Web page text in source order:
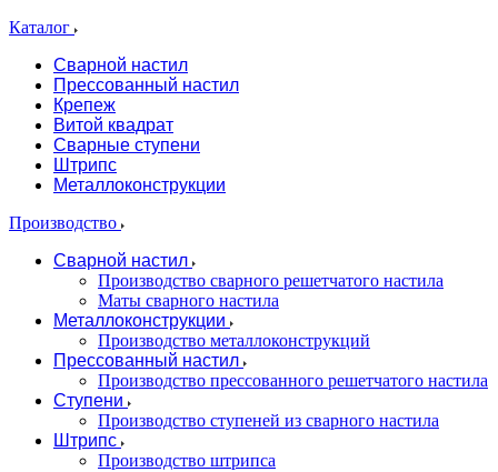
Каталог
Сварной настил
Прессованный настил
Крепеж
Витой квадрат
Сварные ступени
Штрипс
Металлоконструкции
Производство
Сварной настил
Производство сварного решетчатого настила
Маты сварного настила
Металлоконструкции
Производство металлоконструкций
Прессованный настил
Производство прессованного решетчатого настила
Ступени
Производство ступеней из сварного настила
Штрипс
Производство штрипса